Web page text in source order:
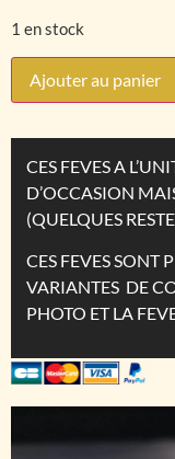
1 en stock
Ajouter au panier
CES FEVES A
D’OCCASION
(QUELQUES
CES FEVES SONT
VARIANTES DE
PHOTO ET LA